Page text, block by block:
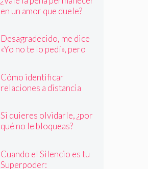
en un amor que duele?
Desagradecido, me dice
«Yo no te lo pedí», pero
Cómo identificar
relaciones a distancia
Si quieres olvidarle, ¿por
qué no le bloqueas?
Cuando el Silencio es tu
Superpoder: